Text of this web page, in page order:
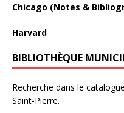
Chicago (Notes &
Harvard
BIBLIOTHÈQUE
Recherche dans le
Saint-Pierre.